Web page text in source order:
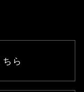
を講じ、従
督します。
り認められ
ら